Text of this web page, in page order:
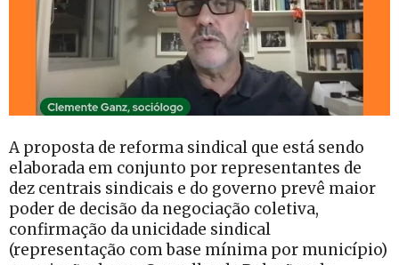
A proposta de reforma sindical que está sendo
elaborada em conjunto por representantes de
dez centrais sindicais e do governo prevê maior
poder de decisão da negociação coletiva,
confirmação da unicidade sindical
(representação com base mínima por município)